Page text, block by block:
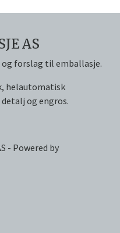
AS
forslag til emballasje.
helautomatisk
og engros.
- Powered by